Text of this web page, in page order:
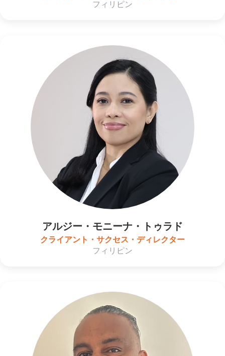
フィリピン
アルジー・モニーナ・トゥラド
クライアント・サクセス・ディレクター
フィリピン